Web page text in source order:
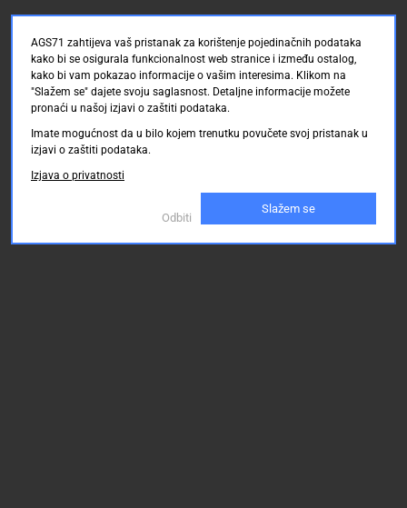
AGS71 zahtijeva vaš pristanak za korištenje pojedinačnih podataka
kako bi se osigurala funkcionalnost web stranice i između ostalog,
kako bi vam pokazao informacije o vašim interesima. Klikom na
"Slažem se" dajete svoju saglasnost. Detaljne informacije možete
pronaći u našoj izjavi o zaštiti podataka.
Imate mogućnost da u bilo kojem trenutku povučete svoj pristanak u
izjavi o zaštiti podataka.
Izjava o privatnosti
Odbiti
Slažem se